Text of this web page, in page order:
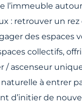
l’immeuble
: retrouver un rez
des espaces
collectifs,
/ ascenseur
à entrer
d’initier de